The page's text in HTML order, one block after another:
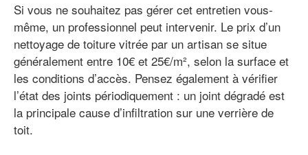
Si vous ne souhaitez pas gérer cet entretien vous-
même, un professionnel peut intervenir. Le prix d’un
nettoyage de toiture vitrée par un artisan se situe
généralement entre 10€ et 25€/m², selon la surface et
les conditions d’accès. Pensez également à vérifier
l’état des joints périodiquement : un joint dégradé est
la principale cause d’infiltration sur une verrière de
toit.